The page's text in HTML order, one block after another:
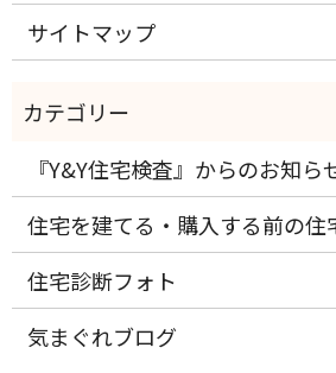
サイトマップ
『Y&Y住宅検査』からのお知ら
住宅を建てる・購入する前の住
住宅診断フォト
気まぐれブログ